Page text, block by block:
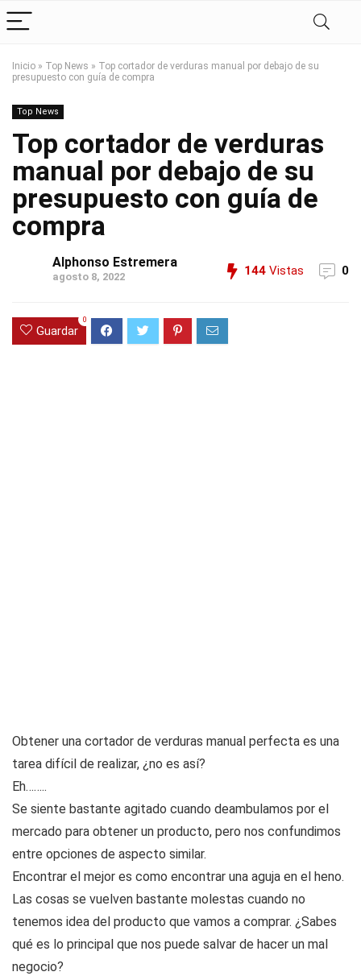
Inicio » Top News » Top cortador de verduras manual por debajo de su
presupuesto con guía de compra
Top News
Top cortador de verduras
manual por debajo de su
presupuesto con guía de
compra
Alphonso Estremera
agosto 8, 2022 144 Vistas 0
Guardar
0
Obtener una cortador de verduras manual perfecta es una
tarea difícil de realizar, ¿no es así?
Eh……..
Se siente bastante agitado cuando deambulamos por el
mercado para obtener un producto, pero nos confundimos
entre opciones de aspecto similar.
Encontrar el mejor es como encontrar una aguja en el heno.
Las cosas se vuelven bastante molestas cuando no
tenemos idea del producto que vamos a comprar. ¿Sabes
qué es lo principal que nos puede salvar de hacer un mal
negocio?